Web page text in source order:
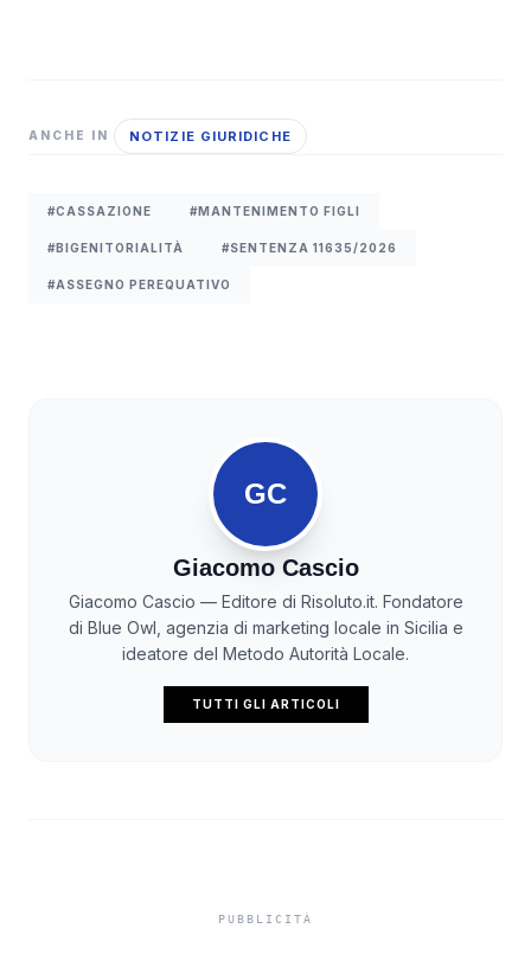
ANCHE IN NOTIZIE GIURIDICHE
#CASSAZIONE #MANTENIMENTO FIGLI
#BIGENITORIALITÀ #SENTENZA 11635/2026
#ASSEGNO PEREQUATIVO
GC
Giacomo Cascio
Giacomo Cascio — Editore di Risoluto.it. Fondatore
di Blue Owl, agenzia di marketing locale in Sicilia e
ideatore del Metodo Autorità Locale.
TUTTI GLI ARTICOLI